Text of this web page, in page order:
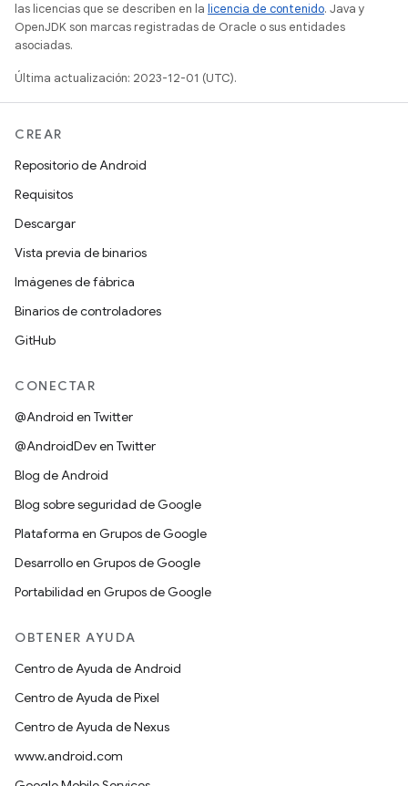
las licencias que se describen en la licencia de contenido. Java y
OpenJDK son marcas registradas de Oracle o sus entidades
asociadas.
Última actualización: 2023-12-01 (UTC).
CREAR
Repositorio de Android
Requisitos
Descargar
Vista previa de binarios
Imágenes de fábrica
Binarios de controladores
GitHub
CONECTAR
@Android en Twitter
@AndroidDev en Twitter
Blog de Android
Blog sobre seguridad de Google
Plataforma en Grupos de Google
Desarrollo en Grupos de Google
Portabilidad en Grupos de Google
OBTENER AYUDA
Centro de Ayuda de Android
Centro de Ayuda de Pixel
Centro de Ayuda de Nexus
www.android.com